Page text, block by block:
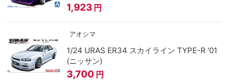
1,923 円
アオシマ
1/24 URAS ER34 スカイライン TYPE-R '01
(ニッサン)
3,700 円